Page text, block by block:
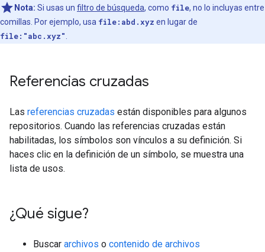
Nota: Si usas un filtro de búsqueda, como file, no lo incluyas entre
comillas. Por ejemplo, usa file:abd.xyz en lugar de
file:"abc.xyz"
Referencias cruzadas
Las referencias cruzadas están disponibles para algunos
repositorios. Cuando las referencias cruzadas están
habilitadas, los símbolos son vínculos a su definición. Si
haces clic en la definición de un símbolo, se muestra una
lista de usos.
¿Qué sigue?
Buscar archivos o contenido de archivos